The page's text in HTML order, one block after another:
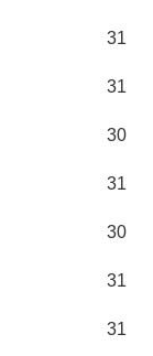
31
31
30
31
30
31
31